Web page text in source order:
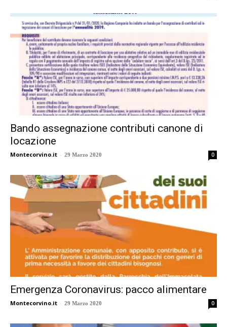
Bando assegnazione contributi canone di
locazione
Montecorvino.it - 29 Marzo 2020 0
Emergenza Coronavirus: pacco alimentare
Montecorvino.it - 29 Marzo 2020 0